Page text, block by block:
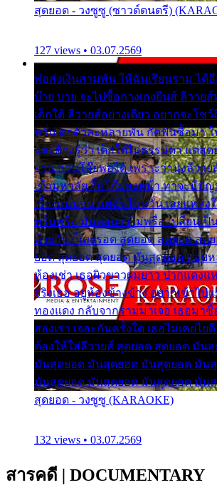
สุดยอด - วงซูซู (ซาวด์ดนตรี)
127 views • 03.07.2569
พ่อส่งเงินสามพัน ให้ฉันเรียนราม ได้
บ๊าย บาย จะไปซื้อกางเกงยีนส์ ลีวายส์
เด็กใต้ ลีวายส์อย่างเดียว อยากจะโช
หวั่น ตกตัวละหลายพัน กัดฟันซื้อมา ใ
และต้องรู้ว่า เด็กใต้ไม่ธรรมดา แต่สุด
ยวน กวนโอ๊ยพอได้ เพราะว่านุ่งลีวา
เข้ามหาลัย จิ๊กโก๊มองหน้า ท่าจะมีปัญ
เรื่องแน่นอน แต่ฉันไม่หวั่น เลยแหลง
พรั่นพรือ มันตอบว่าไม่พรื่อ เปลี่ยนเป็
ด้วยกัน ก็เลยรอด สุดยอด สุดยอด สุด
ยอด สุดยอด สุดยอด มันสุดยอด แอบ
ห้องเช่า เธอผิวขาวผมยาว ปากแดงแ
จริงเธอ อยู่ห้องข้างข้าง อยากเข้าไป
ทองแดง กลับจากรามมาเจอ เธอมา
สองเรา เจอะกันครั้งใด เธอไม่เคยไย
ต้องให้ใส่ลีวายส์ สุดยอด สุดยอด มัน
มันสุดยอด มันสุดยอด มันสุดยอด มัน
มันสุดยอด มันสุดยอด มันสุดยอด มัน
สุดยอด - วงซูซู (KARAOKE)
132 views • 03.07.2569
สารคดี | DOCUMENTARY